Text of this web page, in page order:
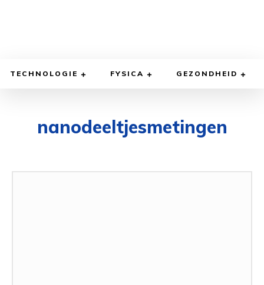
TECHNOLOGIE FYSICA GEZONDHEID
nanodeeltjesmetingen